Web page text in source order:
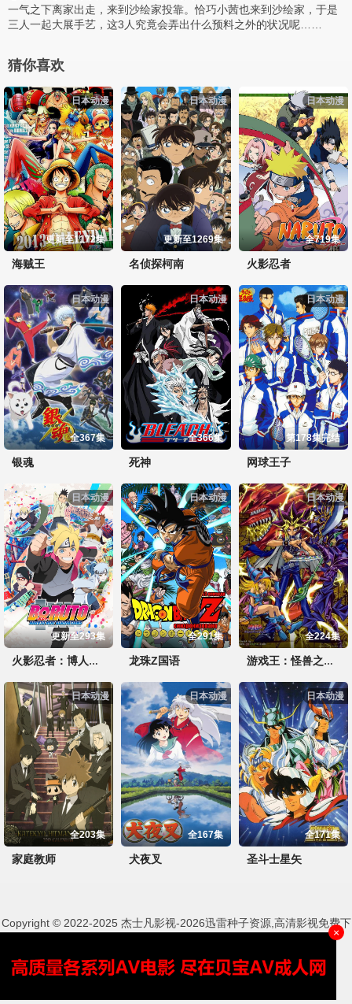
一气之下离家出走，来到沙绘家投靠。恰巧小茜也来到沙绘家，于是
三人一起大展手艺，这3人究竟会弄出什么预料之外的状况呢……
猜你喜欢
日本动漫
更新至1172集
海贼王
日本动漫
更新至1269集
名侦探柯南
日本动漫
全719集
火影忍者
日本动漫
全367集
银魂
日本动漫
全366集
死神
日本动漫
第178集完结
网球王子
日本动漫
更新至293集
火影忍者：博人传之次世代继承者
日本动漫
全291集
龙珠Z国语
日本动漫
全224集
游戏王：怪兽之决斗
日本动漫
全203集
家庭教师
日本动漫
全167集
犬夜叉
日本动漫
全171集
圣斗士星矢
×
Copyright © 2022-2025 杰士凡影视-2026迅雷种子资源,高清影视免费下
本站兼容浏览器：edge浏览器 谷歌浏览器 正常播放